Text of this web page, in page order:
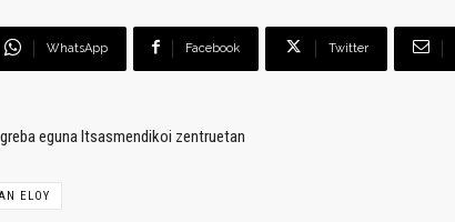
WhatsApp Facebook Twitter
eguna Itsasmendikoi zentruetan
ELOY